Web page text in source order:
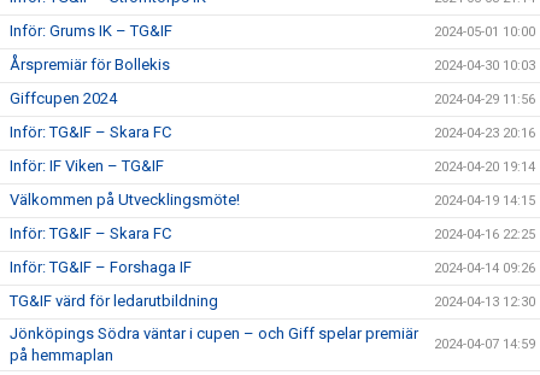
Inför: Grums IK – TG&IF 2024-05-01 10:00
Årspremiär för Bollekis 2024-04-30 10:03
Giffcupen 2024 2024-04-29 11:56
Inför: TG&IF – Skara FC 2024-04-23 20:16
Inför: IF Viken – TG&IF 2024-04-20 19:14
Välkommen på Utvecklingsmöte! 2024-04-19 14:15
Inför: TG&IF – Skara FC 2024-04-16 22:25
Inför: TG&IF – Forshaga IF 2024-04-14 09:26
TG&IF värd för ledarutbildning 2024-04-13 12:30
Jönköpings Södra väntar i cupen – och Giff spelar premiär
på hemmaplan
2024-04-07 14:59